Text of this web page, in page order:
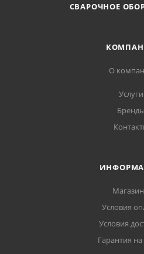
СВАРОЧНОЕ
О
Услуги
Бренды
Условия
Условия
Гарантия на